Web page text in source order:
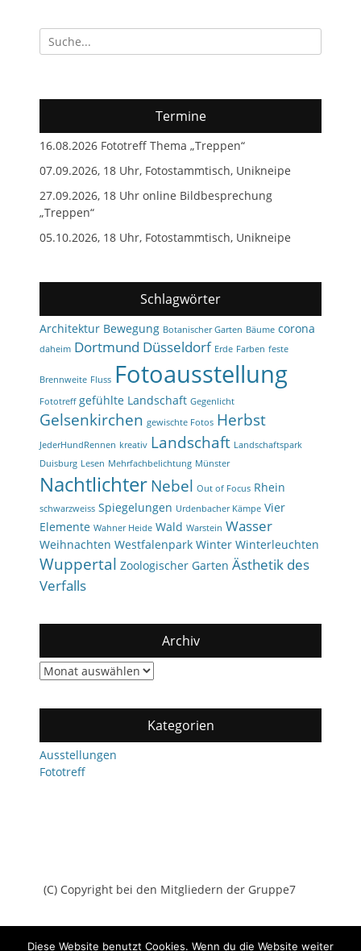
Suchen
nach:
Termine
16.08.2026 Fototreff Thema „Treppen“
07.09.2026, 18 Uhr, Fotostammtisch, Unikneipe
27.09.2026, 18 Uhr online Bildbesprechung
„Treppen“
05.10.2026, 18 Uhr, Fotostammtisch, Unikneipe
Schlagwörter
Architektur Bewegung Botanischer Garten Bäume corona
daheim Dortmund Düsseldorf Erde Farben feste
Brennweite Fluss Fotoausstellung
Fototreff gefühlte Landschaft Gegenlicht
Gelsenkirchen gewischte Fotos Herbst
JederHundRennen kreativ Landschaft Landschaftspark
Duisburg Lesen Mehrfachbelichtung Münster
NachtlichterNebel Out of Focus Rhein
schwarzweiss Spiegelungen Urdenbacher Kämpe Vier
Elemente Wahner Heide Wald Warstein Wasser
Weihnachten Westfalenpark Winter Winterleuchten
Wuppertal Zoologischer Garten Ästhetik des
Verfalls
Archiv
Archiv
Kategorien
Ausstellungen
Fototreff
(C) Copyright bei den Mitgliedern der Gruppe7
Diese Website benutzt Cookies. Wenn du die Website weiter